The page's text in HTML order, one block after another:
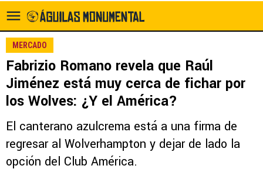
MERCADO
Fabrizio Romano revela que Raúl
Jiménez está muy cerca de fichar por
los Wolves: ¿Y el América?
El canterano azulcrema está a una firma de
regresar al Wolverhampton y dejar de lado la
opción del Club América.